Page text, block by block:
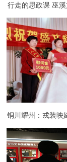
行走的思政课 巫
铜川耀州：戎装
喜报与